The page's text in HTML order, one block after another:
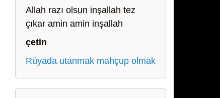
Allah razı olsun inşallah tez
çıkar amin amin inşallah
çetin
Rüyada utanmak mahçup olmak